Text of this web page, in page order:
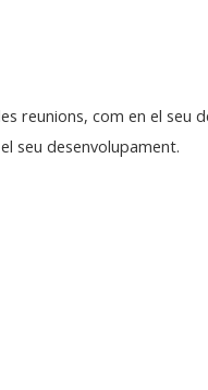
reunions, com en el seu
seu desenvolupament.